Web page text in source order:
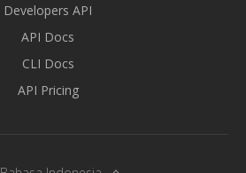
Developers API
API Docs
CLI Docs
API Pricing